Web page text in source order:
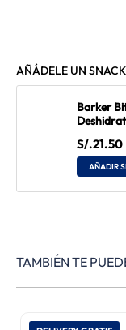
AÑÁDELE UN SNACK
Barker
S/.21.50
AÑADIR
TAMBIÉN TE